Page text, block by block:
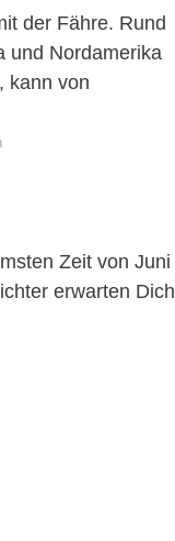
der Fähre. Rund
und Nordamerika
kann von
Zeit von Juni
erwarten Dich